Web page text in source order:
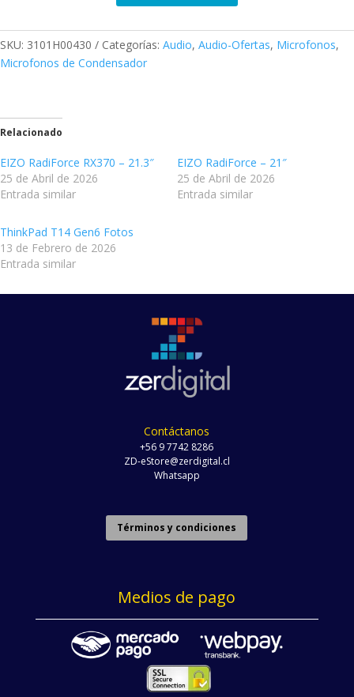
SKU: 3101H00430 Categorías: Audio, Audio-Ofertas, Microfonos,
Microfonos de Condensador
Relacionado
EIZO RadiForce RX370 – 21.3″
25 de Abril de 2026
Entrada similar
EIZO RadiForce – 21″
25 de Abril de 2026
Entrada similar
ThinkPad T14 Gen6 Fotos
13 de Febrero de 2026
Entrada similar
Contáctanos
+56 9 7742 8286
ZD-eStore@zerdigital.cl
Whatsapp
Términos y condiciones
Medios de pago